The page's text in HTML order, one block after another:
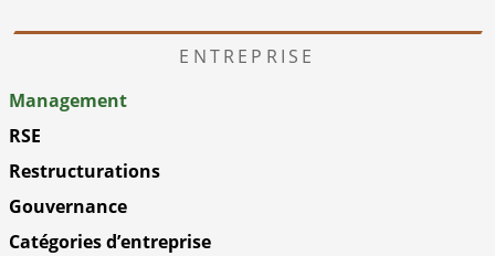
ENTREPRISE
Management
RSE
Restructurations
Gouvernance
Catégories d’entreprise